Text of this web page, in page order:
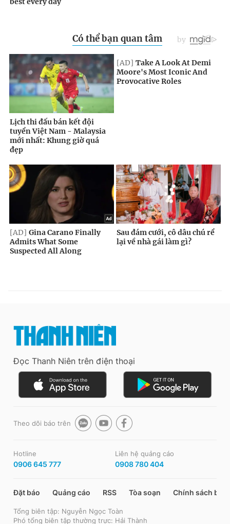
Đọc Thanh Niên trên điện thoại
Theo dõi báo trên
Hotline
0906 645 777
Liên hệ quảng cáo
0908 780 404
Đặt báo Quảng cáo RSS Tòa soạn Chính sách bảo
Tổng biên tập: Nguyễn Ngọc Toàn
Phó tổng biên tập thường trực: Hải Thành